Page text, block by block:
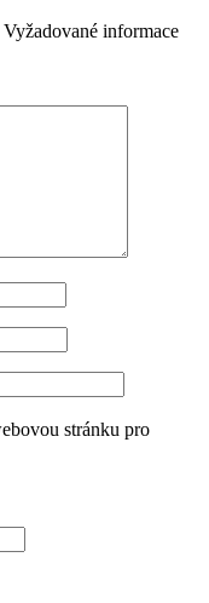
Vyžadované informace
stránku pro